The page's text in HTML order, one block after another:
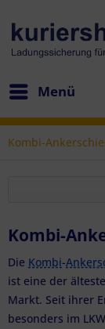
Menü
Kombi-
Kombi-
Die Kombi-
ist eine der
Markt. Seit ihrer
besonders im